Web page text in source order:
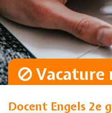
Vacature
Docent Engels 2e